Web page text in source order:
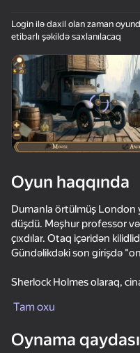
Fisher's Fear 2: Retribution
Login ilə daxil olan zaman
etibarlı şəkildə saxlanılacaq
Oyun haqqında
Dumanla örtülmüş London
düşdü. Məşhur professor
çıxdılar. Otaq içəridən
Gündəlikdəki son girişdə
Sherlock Holmes olaraq,
planlaşdırılan qətl?
İstintaqın xüsusiyyətləri:
Tam oxu
Oynama qaydası